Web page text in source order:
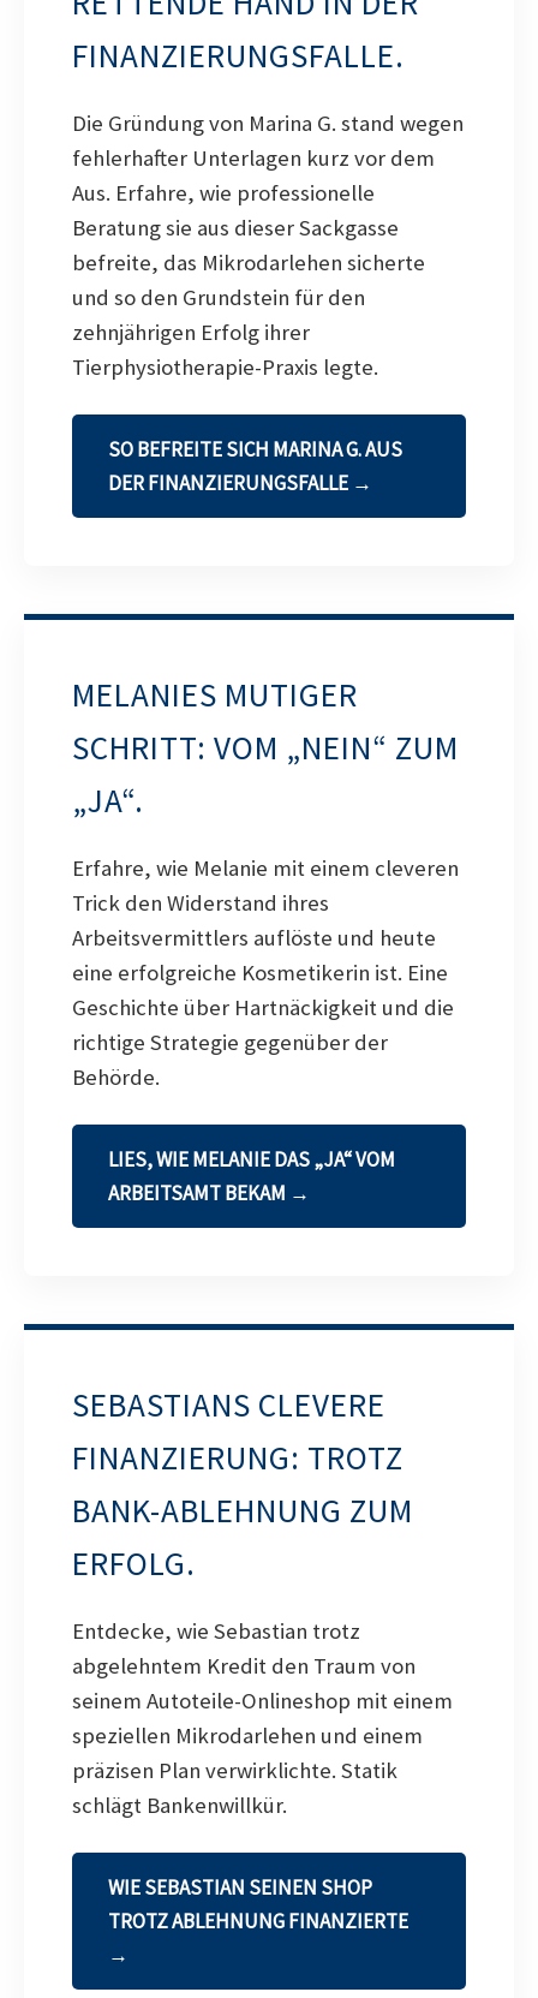
FINANZIERUNGSFALLE.
Die Gründung von Marina G. stand wegen
fehlerhafter Unterlagen kurz vor dem
Aus. Erfahre, wie professionelle
Beratung sie aus dieser Sackgasse
befreite, das Mikrodarlehen sicherte
und so den Grundstein für den
zehnjährigen Erfolg ihrer
Tierphysiotherapie-Praxis legte.
SO BEFREITE SICH MARINA G. AUS
DER FINANZIERUNGSFALLE →
MELANIES MUTIGER
SCHRITT: VOM „NEIN“ ZUM
„JA“.
Erfahre, wie Melanie mit einem cleveren
Trick den Widerstand ihres
Arbeitsvermittlers auflöste und heute
eine erfolgreiche Kosmetikerin ist. Eine
Geschichte über Hartnäckigkeit und die
richtige Strategie gegenüber der
Behörde.
LIES, WIE MELANIE DAS „JA“ VOM
ARBEITSAMT BEKAM →
SEBASTIANS CLEVERE
FINANZIERUNG: TROTZ
BANK-ABLEHNUNG ZUM
ERFOLG.
Entdecke, wie Sebastian trotz
abgelehntem Kredit den Traum von
seinem Autoteile-Onlineshop mit einem
speziellen Mikrodarlehen und einem
präzisen Plan verwirklichte. Statik
schlägt Bankenwillkür.
WIE SEBASTIAN SEINEN SHOP
TROTZ ABLEHNUNG FINANZIERTE
→